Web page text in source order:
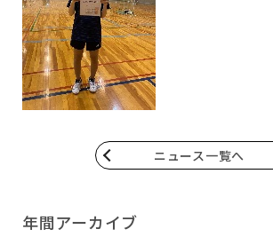
ニュース一覧へ
年間アーカイブ